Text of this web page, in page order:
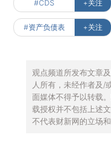
#CDS +关注
#资产负债表 +关注
观点频道所发布文章
人所有，未经作者及/
面媒体不得予以转载
载授权并不包括上述
不代表财新网的立场和